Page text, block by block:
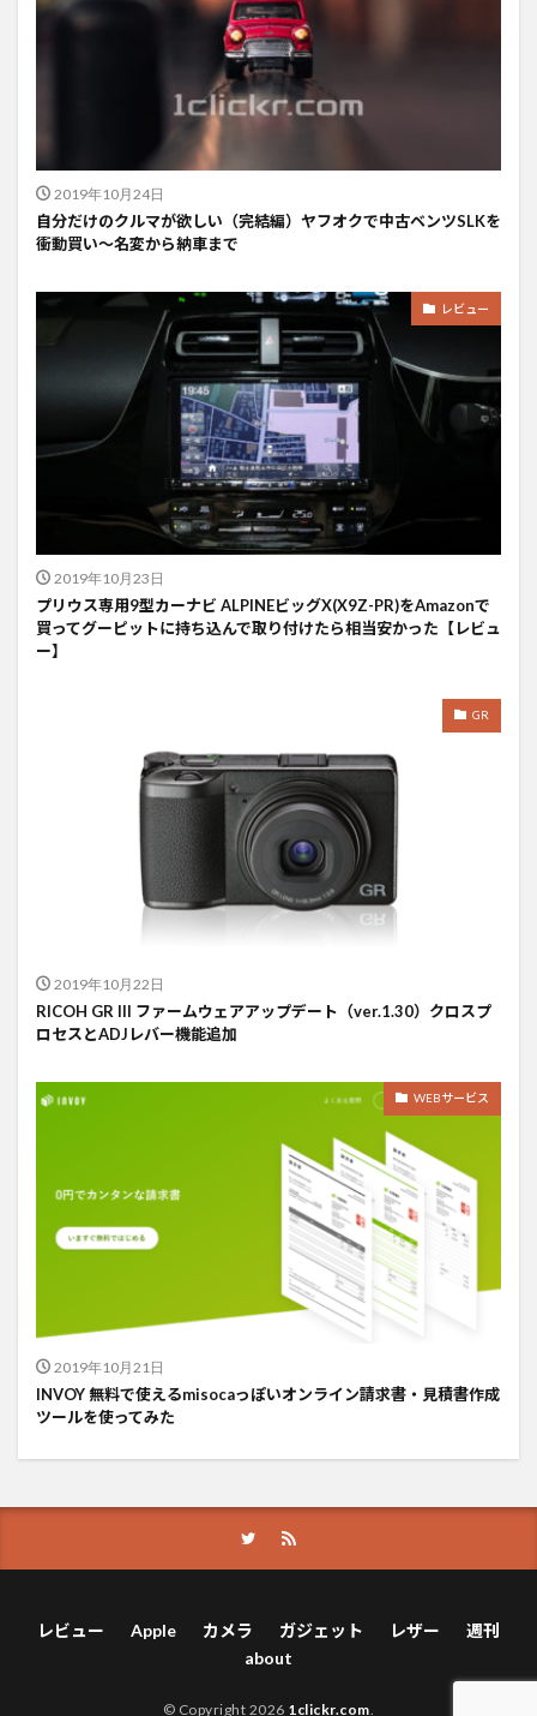
2019年10月24日
自分だけのクルマが欲しい（完結編）ヤフオクで中古ベンツSLKを
衝動買い〜名変から納車まで
レビュー
2019年10月23日
プリウス専用9型カーナビ ALPINEビッグX(X9Z-PR)をAmazonで
買ってグーピットに持ち込んで取り付けたら相当安かった【レビュ
ー】
GR
2019年10月22日
RICOH GR III ファームウェアアップデート（ver.1.30）クロスプ
ロセスとADJレバー機能追加
WEBサービス
2019年10月21日
INVOY 無料で使えるmisocaっぽいオンライン請求書・見積書作成
ツールを使ってみた
レビュー Apple カメラ ガジェット レザー
週刊
about
© Copyright 2026 1clickr.com.